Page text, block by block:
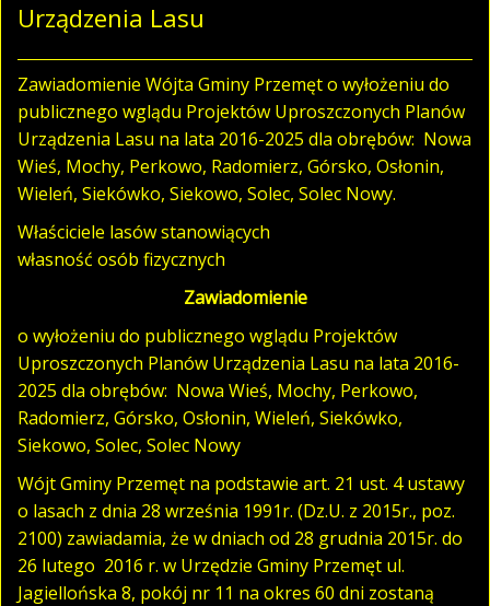
Urządzenia Lasu
Zawiadomienie Wójta Gminy Przemęt o wyłożeniu do
publicznego wglądu Projektów Uproszczonych Planów
Urządzenia Lasu na lata 2016-2025 dla obrębów: Nowa
Wieś, Mochy, Perkowo, Radomierz, Górsko, Osłonin,
Wieleń, Siekówko, Siekowo, Solec, Solec Nowy.
Właściciele lasów stanowiących
własność osób fizycznych
Zawiadomienie
o wyłożeniu do publicznego wglądu Projektów
Uproszczonych Planów Urządzenia Lasu na lata 2016-
2025 dla obrębów: Nowa Wieś, Mochy, Perkowo,
Radomierz, Górsko, Osłonin, Wieleń, Siekówko,
Siekowo, Solec, Solec Nowy
Wójt Gminy Przemęt na podstawie art. 21 ust. 4 ustawy
o lasach z dnia 28 września 1991r. (Dz.U. z 2015r., poz.
2100) zawiadamia, że w dniach od 28 grudnia 2015r. do
26 lutego 2016 r. w Urzędzie Gminy Przemęt ul.
Jagiellońska 8, pokój nr 11 na okres 60 dni zostaną